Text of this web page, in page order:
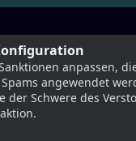
anpassen,
angewendet
der Schwere des